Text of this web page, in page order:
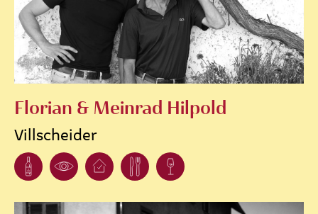
Florian & Meinrad Hilpold
Villscheider